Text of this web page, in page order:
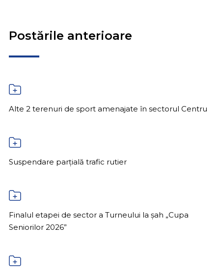
Postările anterioare
Alte 2 terenuri de sport amenajate în sectorul Centru
Suspendare parțială trafic rutier
Finalul etapei de sector a Turneului la șah „Cupa
Seniorilor 2026”